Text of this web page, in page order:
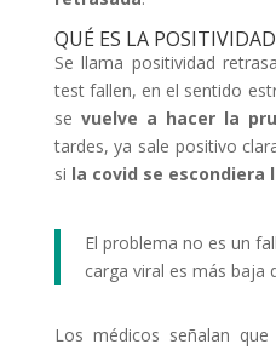
QUÉ ES LA
Se llama positividad
test fallen, en el sentido
se vuelve a hacer la
tardes, ya sale positivo
si la covid se escondiera
El problema no es un
carga viral es más baja
Los médicos señalan que